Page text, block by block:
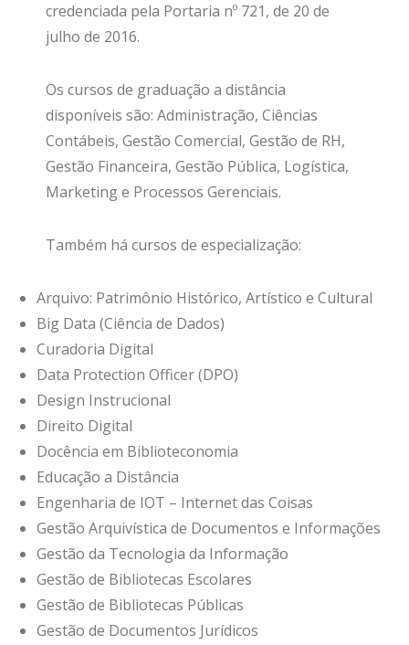
credenciada pela Portaria nº 721, de 20 de
julho de 2016.
Os cursos de graduação a distância
disponíveis são: Administração, Ciências
Contábeis, Gestão Comercial, Gestão de RH,
Gestão Financeira, Gestão Pública, Logística,
Marketing e Processos Gerenciais.
Também há cursos de especialização:
Arquivo: Patrimônio Histórico, Artístico e Cultural
Big Data (Ciência de Dados)
Curadoria Digital
Data Protection Officer (DPO)
Design Instrucional
Direito Digital
Docência em Biblioteconomia
Educação a Distância
Engenharia de IOT – Internet das Coisas
Gestão Arquivística de Documentos e Informações
Gestão da Tecnologia da Informação
Gestão de Bibliotecas Escolares
Gestão de Bibliotecas Públicas
Gestão de Documentos Jurídicos